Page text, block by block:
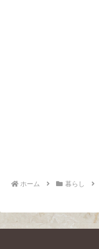
ホーム 暮らし